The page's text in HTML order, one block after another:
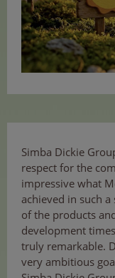
Simba Dickie
respect for the
impressive what
achieved in such
of the products
development
truly remarkable.
very ambitious